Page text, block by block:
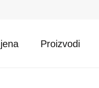
Proizvodi